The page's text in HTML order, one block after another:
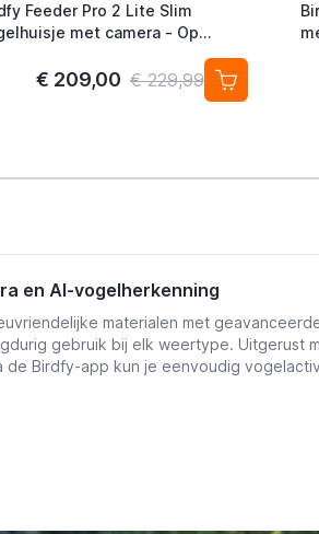
Feeder Pro 2 Lite Slim
met camera - Op
- Camera in
€ 209,00 € 229,99
en AI-vogelherkenning
materialen met
gebruik bij elk weertype. Uitgerust
Birdfy-app kun je eenvoudig